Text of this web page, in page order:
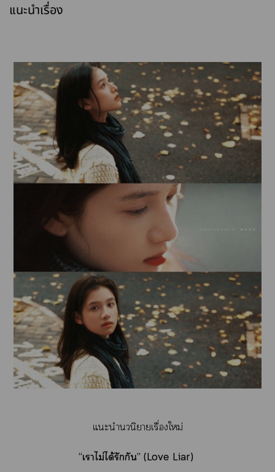
แนะนำเรื่อง
แะนำนวนิยายเรื่องใหม่
“เาไม่ได้รักกัน” (Love Liar)